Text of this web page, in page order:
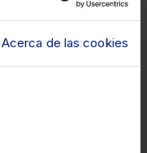
Acerca de las cookies